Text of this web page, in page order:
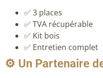
✅ 3 places
✅ TVA récupérable
✅ Kit bois
✅ Entretien complet
⚙️ Un Partenaire